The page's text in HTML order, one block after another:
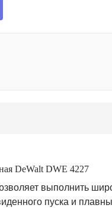
DeWalt DWE 4227
выполнить
пуска и